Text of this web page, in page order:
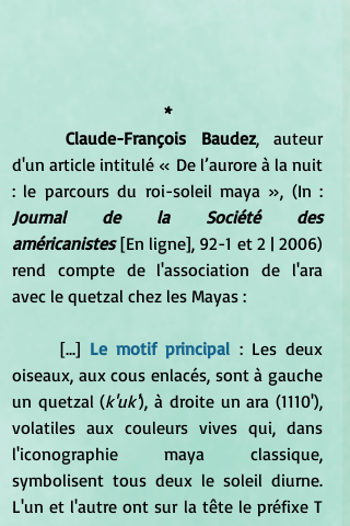
*
Claude-François Baudez, auteur
d'un article intitulé « De l’aurore à la nuit
Journal de la Société des
américanistes [En ligne], 92-1 et 2 | 2006)
rend compte de l'association de l'ara
avec le quetzal chez les Mayas :
[...] Le motif principal : Les deux
oiseaux, aux cous enlacés, sont à gauche
un quetzal (k'uk'), à droite un ara (1110'),
volatiles aux couleurs vives qui, dans
l'iconographie maya classique,
symbolisent tous deux le soleil diurne.
L'un et l'autre ont sur la tête le préfixe T